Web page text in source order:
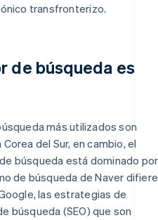
transfronterizo.
de búsqueda es
más utilizados son
Corea del Sur, en cambio, el
búsqueda está dominado por
de búsqueda de Naver difiere
las estrategias de
búsqueda (SEO) que son